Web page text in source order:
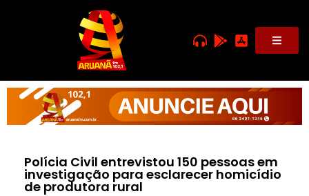
Polícia Civil entrevistou 150 pessoas em
investigação para esclarecer homicídio
de produtora rural